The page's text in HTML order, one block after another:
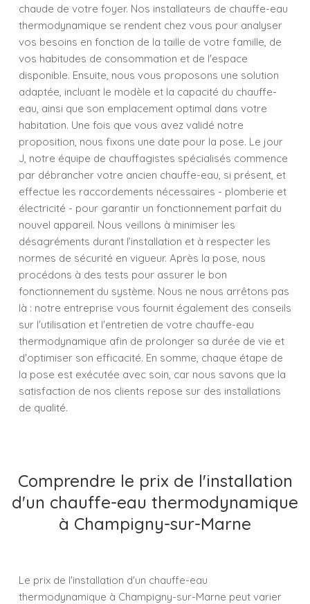
chaude de votre foyer. Nos installateurs de chauffe-eau
thermodynamique se rendent chez vous pour analyser
vos besoins en fonction de la taille de votre famille, de
vos habitudes de consommation et de l'espace
disponible. Ensuite, nous vous proposons une solution
adaptée, incluant le modèle et la capacité du chauffe-
eau, ainsi que son emplacement optimal dans votre
habitation. Une fois que vous avez validé notre
proposition, nous fixons une date pour la pose. Le jour
J, notre équipe de chauffagistes spécialisés commence
par débrancher votre ancien chauffe-eau, si présent, et
effectue les raccordements nécessaires - plomberie et
électricité - pour garantir un fonctionnement parfait du
nouvel appareil. Nous veillons à minimiser les
désagréments durant l’installation et à respecter les
normes de sécurité en vigueur. Après la pose, nous
procédons à des tests pour assurer le bon
fonctionnement du système. Nous ne nous arrêtons pas
là : notre entreprise vous fournit également des conseils
sur l'utilisation et l'entretien de votre chauffe-eau
thermodynamique afin de prolonger sa durée de vie et
d'optimiser son efficacité. En somme, chaque étape de
la pose est exécutée avec soin, car nous savons que la
satisfaction de nos clients repose sur des installations
de qualité.
Comprendre le prix de l'installation
d'un chauffe-eau thermodynamique
à Champigny-sur-Marne
Le prix de l'installation d'un chauffe-eau
thermodynamique à Champigny-sur-Marne peut varier